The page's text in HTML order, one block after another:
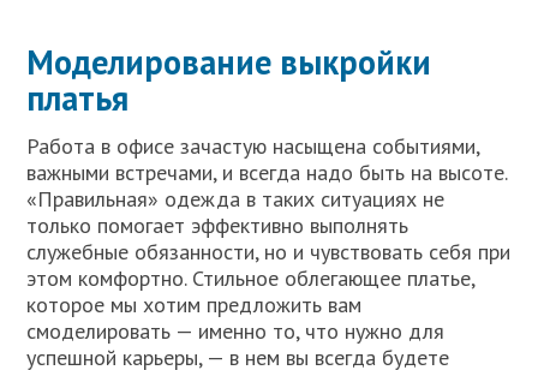
Моделирование выкройки
платья
Работа в офисе зачастую насыщена событиями,
важными встречами, и всегда надо быть на высоте.
«Правильная» одежда в таких ситуациях не
только помогает эффективно выполнять
служебные обязанности, но и чувствовать себя при
этом комфортно. Стильное облегающее платье,
которое мы хотим предложить вам
смоделировать — именно то, что нужно для
успешной карьеры, — в нем вы всегда будете